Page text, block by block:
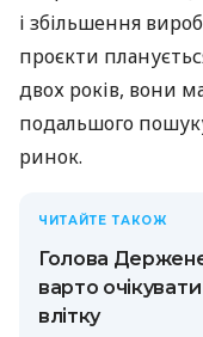
і збільшення
проєкти
двох років, вони
подальшого
ринок.
ЧИТАЙТЕ ТАКОЖ
Голова
варто
влітку